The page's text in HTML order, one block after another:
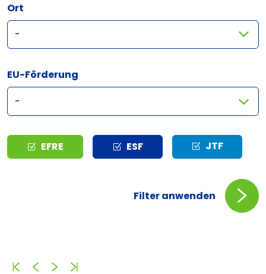
Ort
EU-Förderung
Typ EFRE ESF JTF
Filter anwenden
AnfangZurückVorwärts